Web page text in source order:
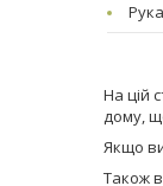
На цій
дому,
Якщо
Також